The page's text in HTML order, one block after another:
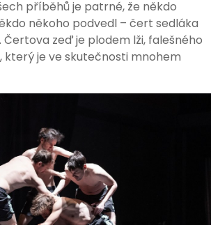
příběhů je patrné, že někdo
někoho podvedl – čert sedláka
zeď je plodem lži, falešného
je ve skutečnosti mnohem